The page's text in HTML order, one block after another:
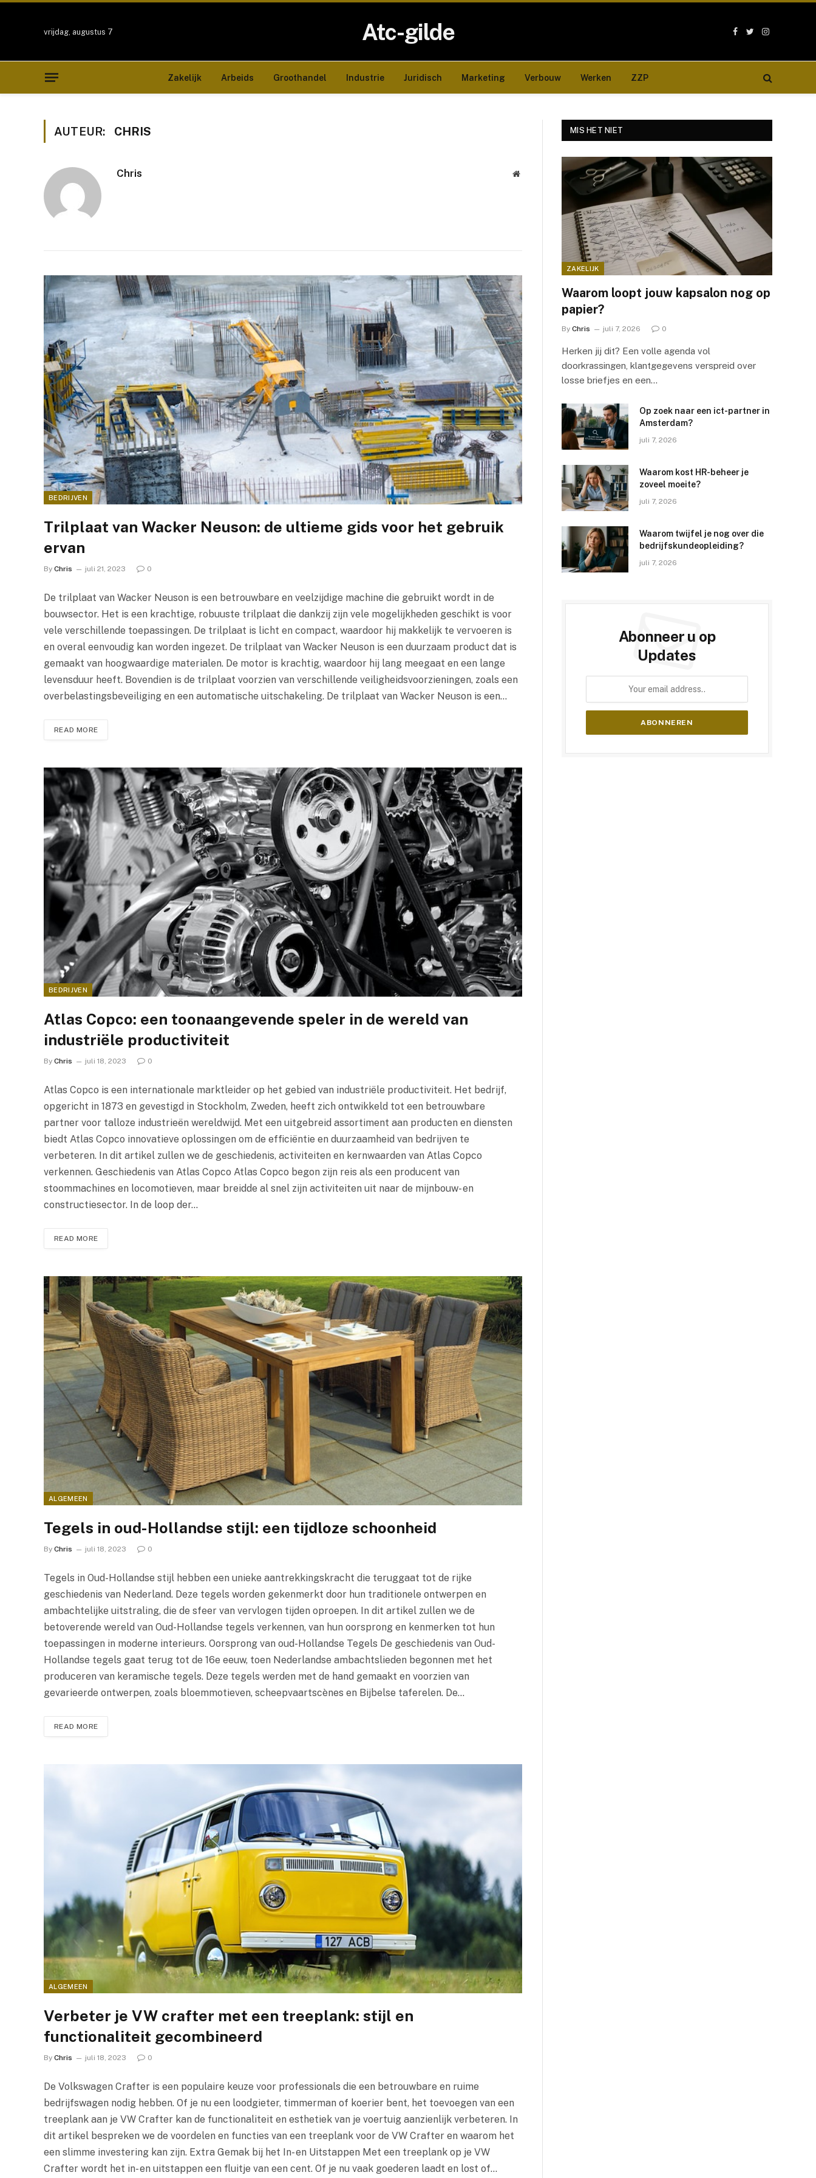
vrijdag, augustus 7 Atc-gilde Facebook
TwitterInstagram
Zakelijk Arbeids Groothandel Industrie Juridisch Marketing Verbouw Werken ZZP
AUTEUR: CHRIS
Chris Website
BEDRIJVEN
Trilplaat van Wacker Neuson: de ultieme gids voor het gebruik
ervan
By Chris juli 21, 2023 0
De trilplaat van Wacker Neuson is een betrouwbare en veelzijdige machine die gebruikt wordt in de
bouwsector. Het is een krachtige, robuuste trilplaat die dankzij zijn vele mogelijkheden geschikt is voor
vele verschillende toepassingen. De trilplaat is licht en compact, waardoor hij makkelijk te vervoeren is
en overal eenvoudig kan worden ingezet. De trilplaat van Wacker Neuson is een duurzaam product dat is
gemaakt van hoogwaardige materialen. De motor is krachtig, waardoor hij lang meegaat en een lange
levensduur heeft. Bovendien is de trilplaat voorzien van verschillende veiligheidsvoorzieningen, zoals een
overbelastingsbeveiliging en een automatische uitschakeling. De trilplaat van Wacker Neuson is een…
READ MORE
BEDRIJVEN
Atlas Copco: een toonaangevende speler in de wereld van
industriële productiviteit
By Chris juli 18, 2023 0
Atlas Copco is een internationale marktleider op het gebied van industriële productiviteit. Het bedrijf,
opgericht in 1873 en gevestigd in Stockholm, Zweden, heeft zich ontwikkeld tot een betrouwbare
partner voor talloze industrieën wereldwijd. Met een uitgebreid assortiment aan producten en diensten
biedt Atlas Copco innovatieve oplossingen om de efficiëntie en duurzaamheid van bedrijven te
verbeteren. In dit artikel zullen we de geschiedenis, activiteiten en kernwaarden van Atlas Copco
verkennen. Geschiedenis van Atlas Copco Atlas Copco begon zijn reis als een producent van
stoommachines en locomotieven, maar breidde al snel zijn activiteiten uit naar de mijnbouw- en
constructiesector. In de loop der…
READ MORE
ALGEMEEN
Tegels in oud-Hollandse stijl: een tijdloze schoonheid
By Chris juli 18, 2023 0
Tegels in Oud-Hollandse stijl hebben een unieke aantrekkingskracht die teruggaat tot de rijke
geschiedenis van Nederland. Deze tegels worden gekenmerkt door hun traditionele ontwerpen en
ambachtelijke uitstraling, die de sfeer van vervlogen tijden oproepen. In dit artikel zullen we de
betoverende wereld van Oud-Hollandse tegels verkennen, van hun oorsprong en kenmerken tot hun
toepassingen in moderne interieurs. Oorsprong van oud-Hollandse Tegels De geschiedenis van Oud-
Hollandse tegels gaat terug tot de 16e eeuw, toen Nederlandse ambachtslieden begonnen met het
produceren van keramische tegels. Deze tegels werden met de hand gemaakt en voorzien van
gevarieerde ontwerpen, zoals bloemmotieven, scheepvaartscènes en Bijbelse taferelen. De…
READ MORE
ALGEMEEN
Verbeter je VW crafter met een treeplank: stijl en
functionaliteit gecombineerd
By Chris juli 18, 2023 0
De Volkswagen Crafter is een populaire keuze voor professionals die een betrouwbare en ruime
bedrijfswagen nodig hebben. Of je nu een loodgieter, timmerman of koerier bent, het toevoegen van een
treeplank aan je VW Crafter kan de functionaliteit en esthetiek van je voertuig aanzienlijk verbeteren. In
dit artikel bespreken we de voordelen en functies van een treeplank voor de VW Crafter en waarom het
een slimme investering kan zijn. Extra Gemak bij het In- en Uitstappen Met een treeplank op je VW
Crafter wordt het in- en uitstappen een fluitje van een cent. Of je nu vaak goederen laadt en lost of…
MIS HET NIET
ZAKELIJK
Waarom loopt jouw kapsalon nog op
papier?
By Chris juli 7, 2026 0
Herken jij dit? Een volle agenda vol
doorkrassingen, klantgegevens verspreid over
losse briefjes en een…
Op zoek naar een ict-partner in
Amsterdam?
juli 7, 2026
Waarom kost HR-beheer je
zoveel moeite?
juli 7, 2026
Waarom twijfel je nog over die
bedrijfskundeopleiding?
juli 7, 2026
Abonneer u op
Updates